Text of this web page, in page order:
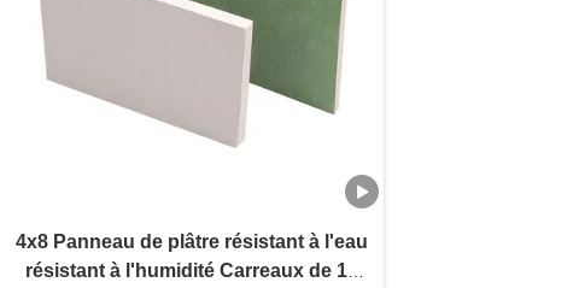
4x8 Panneau de plâtre résistant à l'eau
résistant à l'humidité Carreaux de 15